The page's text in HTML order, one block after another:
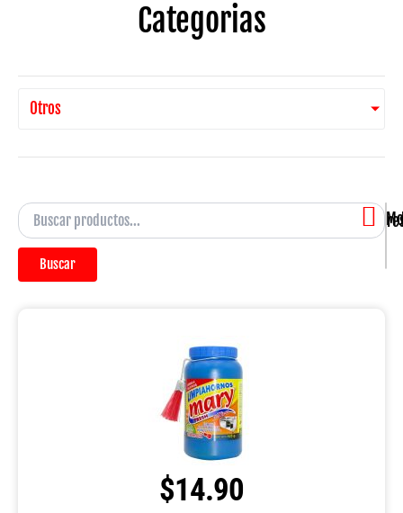
Categorias
Otros
Buscar
$14.90